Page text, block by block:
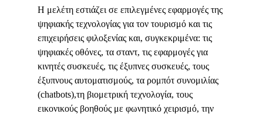
Η μελέτη εστιάζει σε επιλεγμένες εφαρμογές της
ψηφιακής τεχνολογίας για τον τουρισμό και τις
επιχειρήσεις φιλοξενίας και, συγκεκριμένα: τις
ψηφιακές οθόνες, τα σταντ, τις εφαρμογές για
κινητές συσκευές, τις έξυπνες συσκευές, τους
έξυπνους αυτοματισμούς, τα ρομπότ συνομιλίας
(chatbots),τη βιομετρική τεχνολογία, τους
εικονικούς βοηθούς με φωνητικό χειρισμό, την